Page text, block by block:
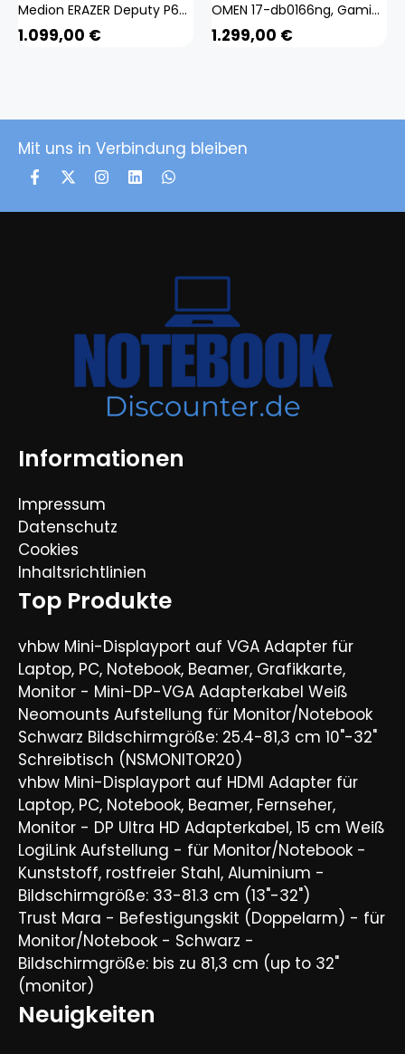
Medion ERAZER Deputy P60i (MD62688), Gaming-Notebook
1.099,00 €
OMEN 17-db0166ng, Gaming-Notebook
1.299,00 €
Mit uns in Verbindung bleiben
Informationen
Impressum
Datenschutz
Cookies
Inhaltsrichtlinien
Top Produkte
vhbw Mini-Displayport auf VGA Adapter für
Laptop, PC, Notebook, Beamer, Grafikkarte,
Monitor - Mini-DP-VGA Adapterkabel Weiß
Neomounts Aufstellung für Monitor/Notebook
Schwarz Bildschirmgröße: 25.4-81,3 cm 10"-32"
Schreibtisch (NSMONITOR20)
vhbw Mini-Displayport auf HDMI Adapter für
Laptop, PC, Notebook, Beamer, Fernseher,
Monitor - DP Ultra HD Adapterkabel, 15 cm Weiß
LogiLink Aufstellung - für Monitor/Notebook -
Kunststoff, rostfreier Stahl, Aluminium -
Bildschirmgröße: 33-81.3 cm (13"-32")
Trust Mara - Befestigungskit (Doppelarm) - für
Monitor/Notebook - Schwarz -
Bildschirmgröße: bis zu 81,3 cm (up to 32"
(monitor)
Neuigkeiten